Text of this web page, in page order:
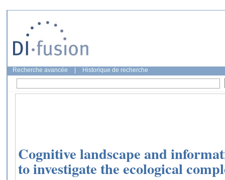
Recherche avancée Historique de recherche
Cognitive landscape and
to investigate the ecological